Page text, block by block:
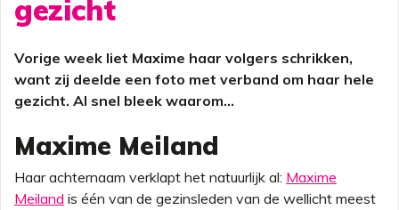
gezicht
Vorige week liet Maxime haar volgers schrikken,
want zij deelde een foto met verband om haar hele
gezicht. Al snel bleek waarom...
Maxime Meiland
Haar achternaam verklapt het natuurlijk al: Maxime
Meiland is één van de gezinsleden van de wellicht meest